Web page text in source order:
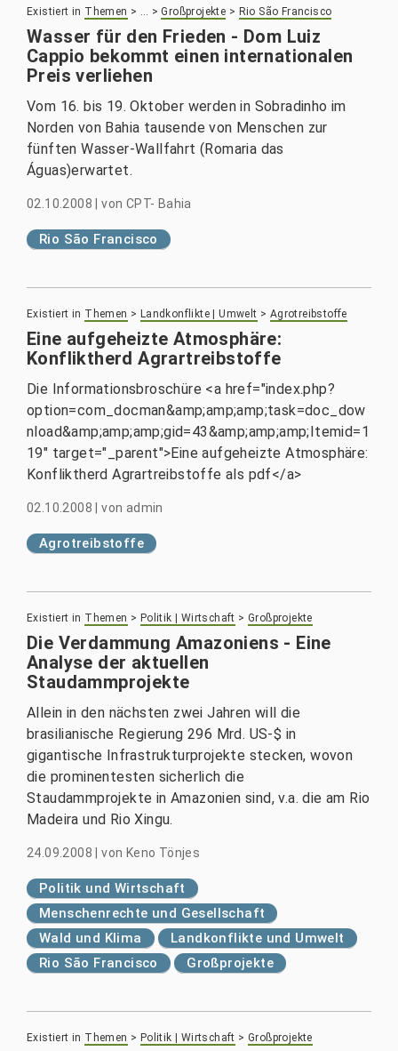
Existiert in Themen > … >Großprojekte > Rio São Francisco
Wasser für den Frieden - Dom Luiz
Cappio bekommt einen internationalen
Preis verliehen
Vom 16. bis 19. Oktober werden in Sobradinho im
Norden von Bahia tausende von Menschen zur
fünften Wasser-Wallfahrt (Romaria das
Águas)erwartet.
02.10.2008 |von CPT- Bahia
Rio São Francisco
Existiert in Themen > Landkonflikte | Umwelt > Agrotreibstoffe
Eine aufgeheizte Atmosphäre:
Konfliktherd Agrartreibstoffe
Die Informationsbroschüre <a href="index.php?
option=com_docman&amp;amp;amp;task=doc_dow
nload&amp;amp;amp;gid=43&amp;amp;amp;Itemid=1
19" target="_parent">Eine aufgeheizte Atmosphäre:
Konfliktherd Agrartreibstoffe als pdf</a>
02.10.2008 |von admin
Agrotreibstoffe
Existiert in Themen > Politik | Wirtschaft >Großprojekte
Die Verdammung Amazoniens - Eine
Analyse der aktuellen
Staudammprojekte
Allein in den nächsten zwei Jahren will die
brasilianische Regierung 296 Mrd. US-$ in
gigantische Infrastrukturprojekte stecken, wovon
die prominentesten sicherlich die
Staudammprojekte in Amazonien sind, v.a. die am Rio
Madeira und Rio Xingu.
24.09.2008 |von Keno Tönjes
Politik und Wirtschaft
Menschenrechte und Gesellschaft
Wald und Klima
Landkonflikte und Umwelt
Rio São Francisco
Großprojekte
Existiert in Themen > Politik | Wirtschaft >Großprojekte